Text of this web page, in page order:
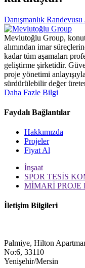
Danışmanlık Randevusu
Mevlutoğlu Group,
alımından imar
kadar tüm aşamaları
geliştirme şirketidir.
proje yönetimi
sürdürülebilir değer
Daha Fazle Bilgi
Faydalı Bağlantılar
Hakkımızda
Projeler
Fiyat Al
İnşaat
SPOR TESİS
MİMARİ PROJE
İletişim Bilgileri
Palmiye, Hilton
No:6, 33110
Yenişehir/Mersin